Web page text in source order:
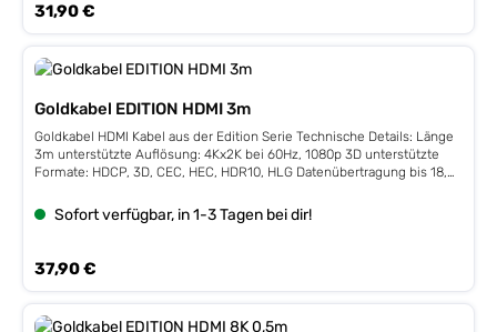
Regulärer Preis:
31,90 €
Goldkabel EDITION HDMI 3m
Goldkabel HDMI Kabel aus der Edition Serie Technische Details: Länge
3m unterstützte Auflösung: 4Kx2K bei 60Hz, 1080p 3D unterstützte
Formate: HDCP, 3D, CEC, HEC, HDR10, HLG Datenübertragung bis 18,0
elektromagnetische Impulse durch PVC-Mantel Metallstecker mit
vergoldeten Kontakten
Sofort verfügbar, in 1-3 Tagen bei dir!
Regulärer Preis:
37,90 €